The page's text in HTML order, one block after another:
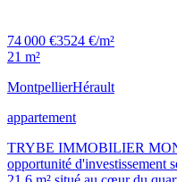
74 000 €3524 €/m²
21 m²
MontpellierHérault
appartement
TRYBE IMMOBILIER
opportunité d'investissement